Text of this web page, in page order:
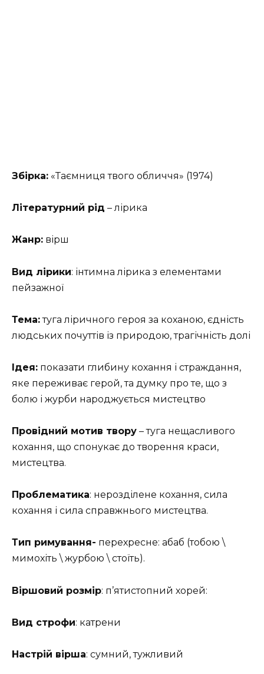
Збірка: «Таємниця твого обличчя» (1974)
Літературний рід – лірика
Жанр: вірш
Вид лірики: інтимна лірика з елементами
пейзажної
Тема:туга ліричного героя за коханою, єдність
людських почуттів із природою, трагічність долі
Ідея: показати глибину кохання і страждання,
яке переживає герой, та думку про те, що з
болю і журби народжується мистецтво
Провідний мотив твору – туга нещасливого
кохання, що спонукає до творення краси,
мистецтва.
Проблематика: нерозділене кохання, сила
кохання і сила справжнього мистецтва.
Тип римування- перехресне: абаб (тобою \
мимохіть \ журбою \ стоїть).
Віршовий розмір: п’ятистопний хорей:
Вид строфи: катрени
Настрій вірша: сумний, тужливий